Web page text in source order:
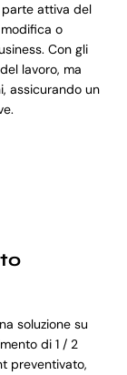
attiva del
o
Con gli
lavoro, ma
assicurando un
soluzione su
di 1 / 2
preventivato,